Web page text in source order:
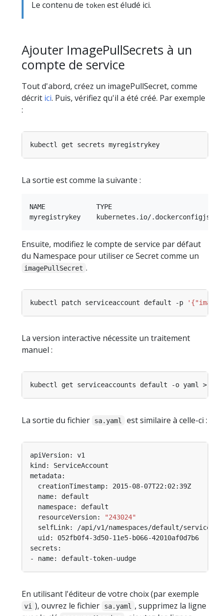
Le contenu de token est éludé ici.
Ajouter ImagePullSecrets à un
compte de service
Tout d'abord, créez un imagePullSecret, comme
décrit ici. Puis, vérifiez qu'il a été créé. Par exemple
:
La sortie est comme la suivante :
NAME             TYPE
Ensuite, modifiez le compte de service par défaut
du Namespace pour utiliser ce Secret comme un
imagePullSecret .
kubectl patch serviceaccount default -p
La version interactive nécessite un traitement
manuel :
La sortie du fichier sa.yaml est similaire à celle-ci :
  resourceVersion:
"243024"
En utilisant l'éditeur de votre choix (par exemple
vi ), ouvrez le fichier sa.yaml
, supprimez la ligne